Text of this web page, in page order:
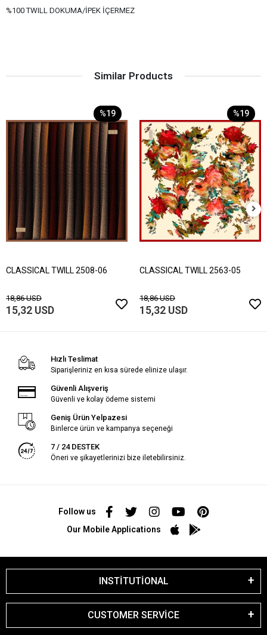
%100 TWILL DOKUMA/İPEK İÇERMEZ
Similar Products
%19
CLASSICAL TWILL 2508-06
18,86 USD
15,32 USD
%19
CLASSICAL TWILL 2563-05
18,86 USD
15,32 USD
Hızlı Teslimat
Siparişleriniz en kısa sürede elinize ulaşır.
Güvenli Alışveriş
Güvenli ve kolay ödeme sistemi
Geniş Ürün Yelpazesi
Binlerce ürün ve kampanya seçeneği
7 / 24 DESTEK
Öneri ve şikayetlerinizi bize iletebilirsiniz.
Follow us
Our Mobile Applications
INSTİTUTİONAL
CUSTOMER SERVİCE